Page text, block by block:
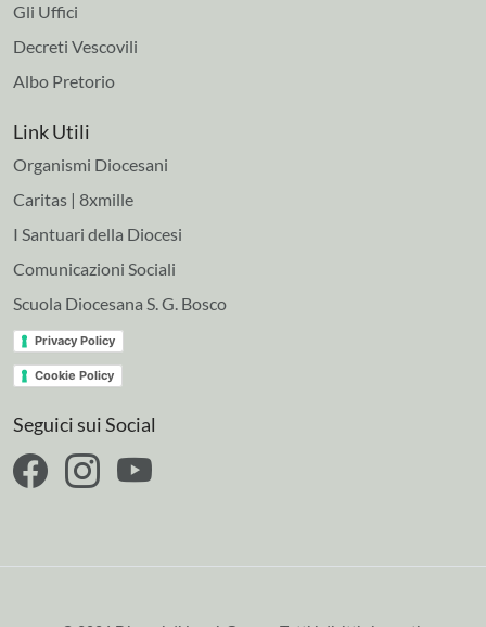
Gli Uffici
Decreti Vescovili
Albo Pretorio
Link Utili
Organismi Diocesani
Caritas | 8xmille
I Santuari della Diocesi
Comunicazioni Sociali
Scuola Diocesana S. G. Bosco
Privacy Policy
Cookie Policy
Seguici sui Social